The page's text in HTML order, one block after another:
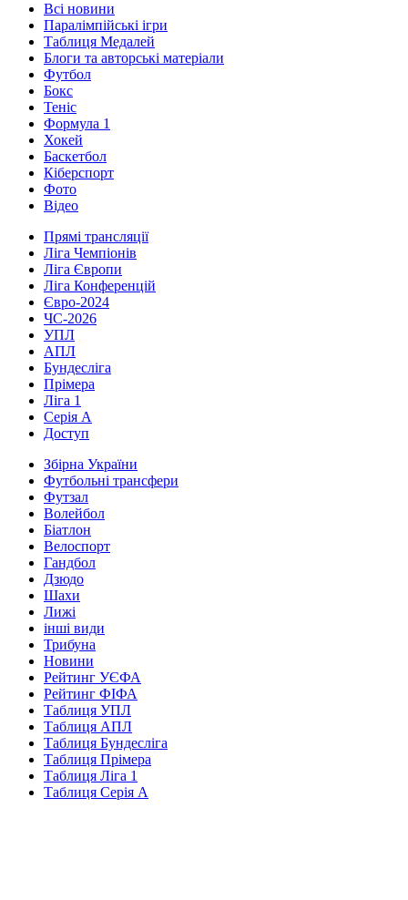
Всі новини
Паралімпійські ігри
Таблиця Медалей
Блоги та авторські матеріали
Футбол
Бокс
Теніс
Формула 1
Хокей
Баскетбол
Кіберспорт
Фото
Відео
Прямі трансляції
Ліга Чемпіонів
Ліга Європи
Ліга Конференцій
Євро-2024
ЧС-2026
УПЛ
АПЛ
Бундесліга
Прімера
Ліга 1
Серія А
Доступ
Збірна України
Футбольні трансфери
Футзал
Волейбол
Біатлон
Велоспорт
Гандбол
Дзюдо
Шахи
Лижі
інші види
Трибуна
Новини
Рейтинг УЄФА
Рейтинг ФІФА
Таблиця УПЛ
Таблиця АПЛ
Таблиця Бундесліга
Таблиця Прімера
Таблиця Ліга 1
Таблиця Серія А